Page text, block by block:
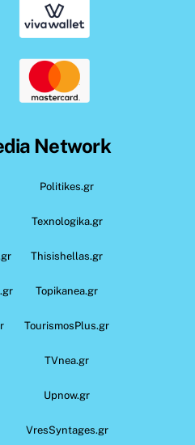
Network
Politikes.gr
Texnologika.gr
Thisishellas.gr
Topikanea.gr
TourismosPlus.gr
TVnea.gr
Upnow.gr
VresSyntages.gr